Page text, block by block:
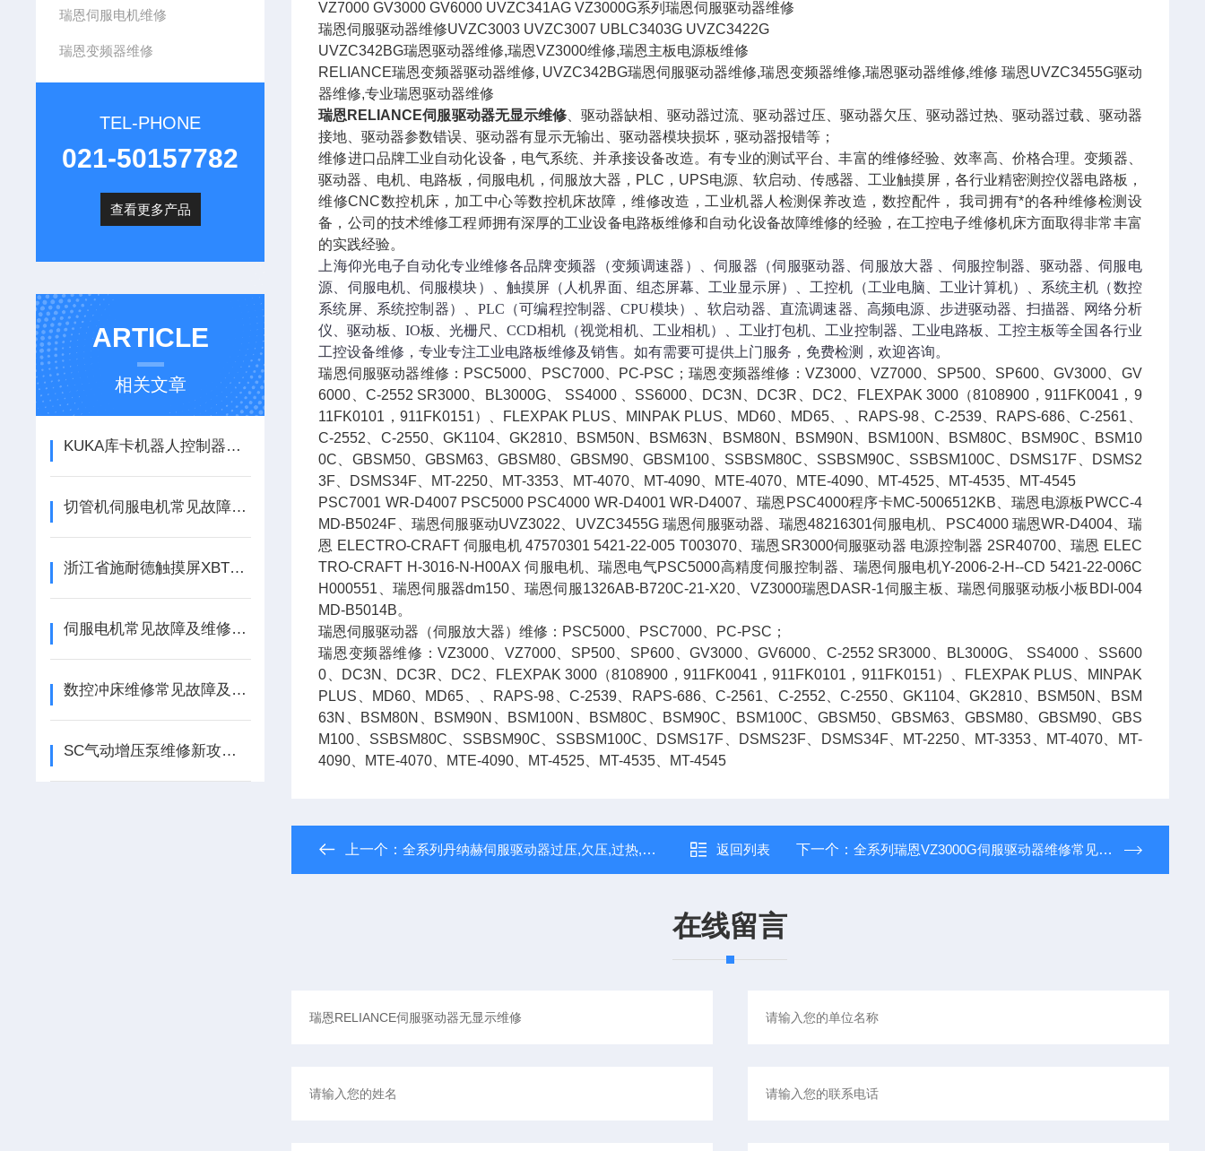
瑞恩伺服电机维修
瑞恩变频器维修
TEL-PHONE
021-50157782
查看更多产品
ARTICLE
相关文章
KUKA库卡机器人控制器感应器故障找哪里维修
切管机伺服电机常见故障及维修方法
浙江省施耐德触摸屏XBTF032310出现罕见故障找哪里
伺服电机常见故障及维修方法
数控冲床维修常见故障及原因分析
SC气动增压泵维修新攻略：破解异常噪音及震动难题
VZ7000 GV3000 GV6000 UVZC341AG VZ3000G系列瑞恩伺服驱动器维修
瑞恩伺服驱动器维修UVZC3003 UVZC3007 UBLC3403G UVZC3422G
UVZC342BG瑞恩驱动器维修,瑞恩VZ3000维修,瑞恩主板电源板维修
RELIANCE瑞恩变频器驱动器维修, UVZC342BG瑞恩伺服驱动器维修,瑞恩变频器维修,瑞恩驱动器维修,维修 瑞恩UVZC3455G驱动
器维修,专业瑞恩驱动器维修
瑞恩RELIANCE伺服驱动器无显示维修、驱动器缺相、驱动器过流、驱动器过压、驱动器欠压、驱动器过热、驱动器过载、驱动器
接地、驱动器参数错误、驱动器有显示无输出、驱动器模块损坏，驱动器报错等；
维修进口品牌工业自动化设备，电气系统、并承接设备改造。有专业的测试平台、丰富的维修经验、效率高、价格合理。变频器、
驱动器、电机、电路板，伺服电机，伺服放大器，PLC，UPS电源、软启动、传感器、工业触摸屏，各行业精密测控仪器电路板，
维修CNC数控机床，加工中心等数控机床故障，维修改造，工业机器人检测保养改造，数控配件， 我司拥有*的各种维修检测设
备，公司的技术维修工程师拥有深厚的工业设备电路板维修和自动化设备故障维修的经验，在工控电子维修机床方面取得非常丰富
的实践经验。
上海仰光电子自动化专业维修各品牌变频器（变频调速器）、伺服器（伺服驱动器、伺服放大器 、伺服控制器、驱动器、伺服电
源、伺服电机、伺服模块）、触摸屏（人机界面、组态屏幕、工业显示屏）、工控机（工业电脑、工业计算机）、系统主机（数控
系统屏、系统控制器）、PLC（可编程控制器、CPU模块）、软启动器、直流调速器、高频电源、步进驱动器、扫描器、网络分析
仪、驱动板、IO板、光栅尺、CCD相机（视觉相机、工业相机）、工业打包机、工业控制器、工业电路板、工控主板等全国各行业
工控设备维修，专业专注工业电路板维修及销售。如有需要可提供上门服务，免费检测，欢迎咨询。
瑞恩伺服驱动器维修：PSC5000、PSC7000、PC-PSC；瑞恩变频器维修：VZ3000、VZ7000、SP500、SP600、GV3000、GV
6000、C-2552 SR3000、BL3000G、 SS4000 、SS6000、DC3N、DC3R、DC2、FLEXPAK 3000（8108900，911FK0041，9
11FK0101，911FK0151）、FLEXPAK PLUS、MINPAK PLUS、MD60、MD65、、RAPS-98、C-2539、RAPS-686、C-2561、
C-2552、C-2550、GK1104、GK2810、BSM50N、BSM63N、BSM80N、BSM90N、BSM100N、BSM80C、BSM90C、BSM10
0C、GBSM50、GBSM63、GBSM80、GBSM90、GBSM100、SSBSM80C、SSBSM90C、SSBSM100C、DSMS17F、DSMS2
3F、DSMS34F、MT-2250、MT-3353、MT-4070、MT-4090、MTE-4070、MTE-4090、MT-4525、MT-4535、MT-4545
PSC7001 WR-D4007 PSC5000 PSC4000 WR-D4001 WR-D4007、瑞恩PSC4000程序卡MC-5006512KB、瑞恩电源板PWCC-4
MD-B5024F、瑞恩伺服驱动UVZ3022、UVZC3455G 瑞恩伺服驱动器、瑞恩48216301伺服电机、PSC4000 瑞恩WR-D4004、瑞
恩 ELECTRO-CRAFT 伺服电机 47570301 5421-22-005 T003070、瑞恩SR3000伺服驱动器 电源控制器 2SR40700、瑞恩 ELEC
TRO-CRAFT H-3016-N-H00AX 伺服电机、瑞恩电气PSC5000高精度伺服控制器、瑞恩伺服电机Y-2006-2-H--CD 5421-22-006C
H000551、瑞恩伺服器dm150、瑞恩伺服1326AB-B720C-21-X20、VZ3000瑞恩DASR-1伺服主板、瑞恩伺服驱动板小板BDI-004
MD-B5014B。
瑞恩伺服驱动器（伺服放大器）维修：PSC5000、PSC7000、PC-PSC；
瑞恩变频器维修：VZ3000、VZ7000、SP500、SP600、GV3000、GV6000、C-2552 SR3000、BL3000G、 SS4000 、SS600
0、DC3N、DC3R、DC2、FLEXPAK 3000（8108900，911FK0041，911FK0101，911FK0151）、FLEXPAK PLUS、MINPAK
PLUS、MD60、MD65、、RAPS-98、C-2539、RAPS-686、C-2561、C-2552、C-2550、GK1104、GK2810、BSM50N、BSM
63N、BSM80N、BSM90N、BSM100N、BSM80C、BSM90C、BSM100C、GBSM50、GBSM63、GBSM80、GBSM90、GBS
M100、SSBSM80C、SSBSM90C、SSBSM100C、DSMS17F、DSMS23F、DSMS34F、MT-2250、MT-3353、MT-4070、MT-
4090、MTE-4070、MTE-4090、MT-4525、MT-4535、MT-4545
上一个：全系列丹纳赫伺服驱动器过压,欠压,过热,过载维修 返回列表 下一个： 全系列瑞恩VZ3000G伺服驱动器维修常见故障维修
在线留言